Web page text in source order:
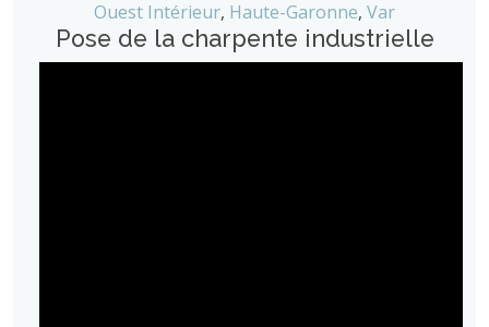
Ouest Intérieur, Haute-Garonne, Var
Pose de la charpente industrielle